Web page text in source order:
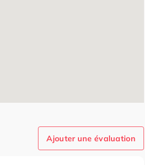
Ajouter une évaluation